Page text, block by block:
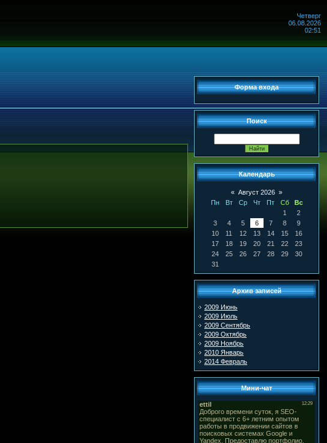
Четверг
06.08.2026
02:51
Форма входа
Поиск
Календарь
« Август 2026 »
Пн
Вт Ср Чт Пт Сб
Вс
1
2
3
4 5 6 7 8
9
10
11 12 13 14 15
16
17
18 19 20 21 22
23
24
25 26 27 28 29
30
31
Архив записей
2009 Июнь
2009 Июль
2009 Сентябрь
2009 Октябрь
2009 Ноябрь
2010 Январь
2014 Февраль
Мини-чат